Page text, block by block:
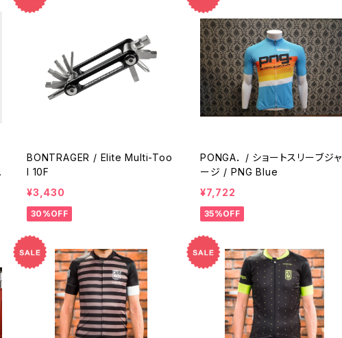
BONTRAGER / Elite Multi-Too
l 10F
¥3,430
30%OFF
PONGA． / ショートスリーブジャ
ージ / PNG Blue
¥7,722
35%OFF